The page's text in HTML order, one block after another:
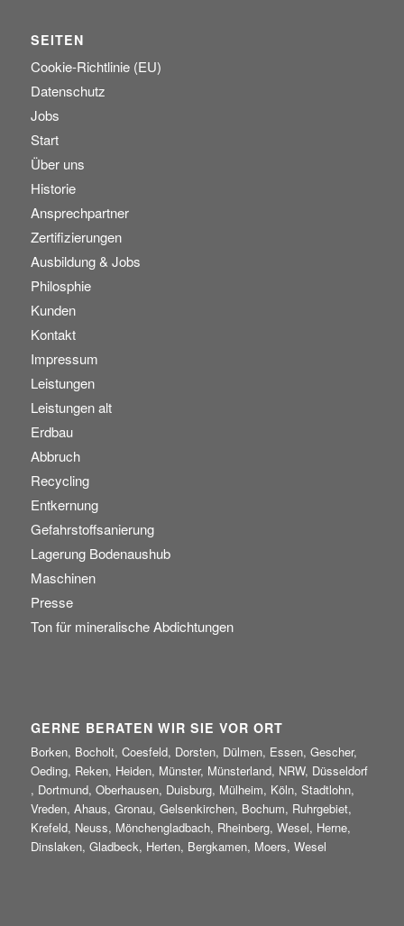
SEITEN
Cookie-Richtlinie (EU)
Datenschutz
Jobs
Start
Über uns
Historie
Ansprechpartner
Zertifizierungen
Ausbildung & Jobs
Philosphie
Kunden
Kontakt
Impressum
Leistungen
Leistungen alt
Erdbau
Abbruch
Recycling
Entkernung
Gefahrstoffsanierung
Lagerung Bodenaushub
Maschinen
Presse
Ton für mineralische Abdichtungen
GERNE BERATEN WIR SIE VOR ORT
Borken, Bocholt, Coesfeld, Dorsten, Dülmen, Essen, Gescher,
Oeding, Reken, Heiden, Münster, Münsterland, NRW, Düsseldorf
, Dortmund, Oberhausen, Duisburg, Mülheim, Köln, Stadtlohn,
Vreden, Ahaus, Gronau, Gelsenkirchen, Bochum, Ruhrgebiet,
Krefeld, Neuss, Mönchengladbach, Rheinberg, Wesel, Herne,
Dinslaken, Gladbeck, Herten, Bergkamen, Moers, Wesel